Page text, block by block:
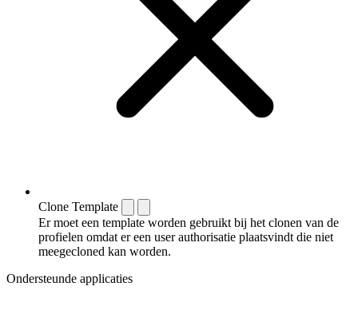
Clone Template
Er moet een template worden gebruikt bij het clonen van de
profielen omdat er een user authorisatie plaatsvindt die niet
meegecloned kan worden.
Ondersteunde applicaties